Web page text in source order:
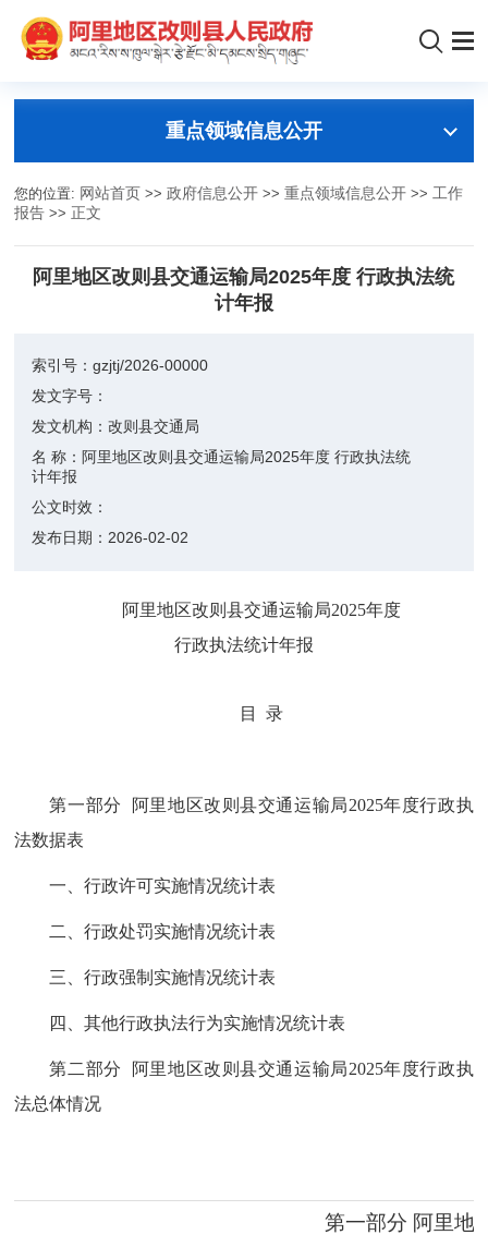
重点领域信息公开
您的位置: 网站首页 >>政府信息公开 >>重点领域信息公开 >>工作
报告 >> 正文
阿里地区改则县交通运输局2025年度 行政执法统
计年报
索引号：gzjtj/2026-00000
发文字号：
发文机构：改则县交通局
名 称： 阿里地区改则县交通运输局2025年度 行政执法统
计年报
公文时效：
发布日期： 2026-02-02
阿里地区改则县交通运输局2025年度
行政执法统计年报
目 录
第一部分
阿里地区改则县交通运输局2025年度行政执
法数据表
一、行政许可实施情况统计表
二、行政处罚实施情况统计表
三、行政强制实施情况统计表
四、其他行政执法行为实施情况统计表
第二部分 阿里地区改则县交通运输局2025年度行政执
法总体情况
第一部分 阿里地